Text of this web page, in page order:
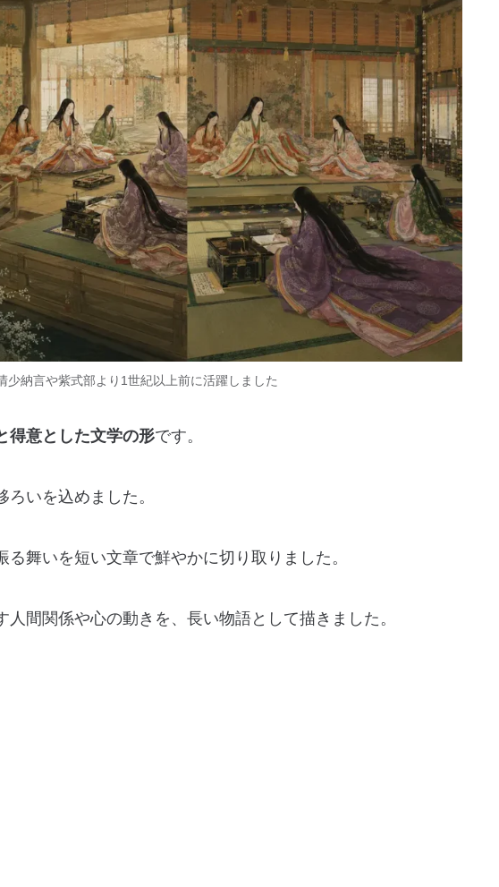
少納言や紫式部より1世紀以上前に活躍しました
得意とした文学の形です。
いを込めました。
舞いを短い文章で鮮やかに切り取りました。
間関係や心の動きを、長い物語として描きました。